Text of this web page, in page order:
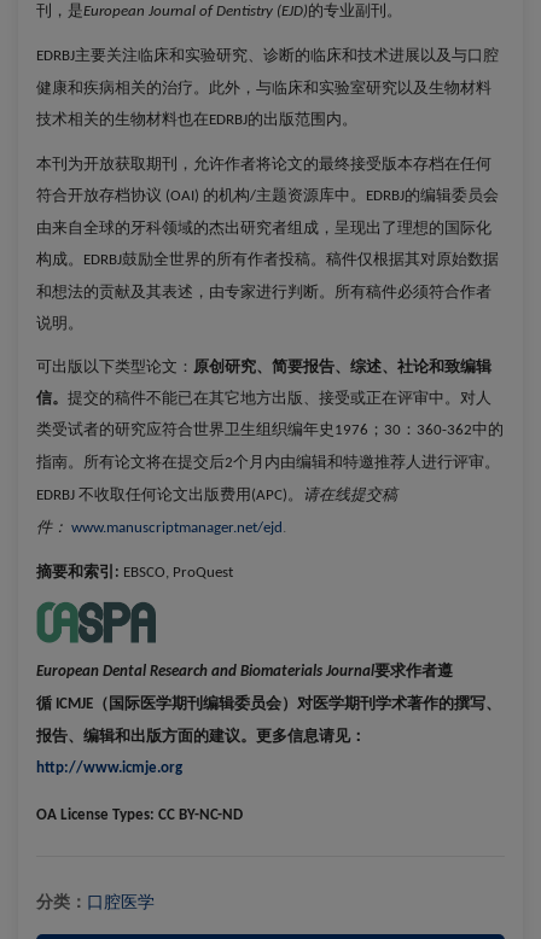
刊，是European Journal of Dentistry (EJD)的专业副刊。
EDRBJ主要关注临床和实验研究、诊断的临床和技术进展以及与口腔
健康和疾病相关的治疗。此外，与临床和实验室研究以及生物材料
技术相关的生物材料也在 EDRBJ的出版范围内。
本刊为开放获取期刊，允许作者将论文的最终接受版本存档在任何
符合开放存档协议 (OAI) 的机构/主题资源库中。 EDRBJ的编辑委员会
由来自全球的牙科领域的杰出研究者组成，呈现出了理想的国际化
构成。
EDRBJ鼓励全世界的所有作者投稿。稿件仅根据其对原始数据
和想法的贡献及其表述，由专家进行判断。所有稿件必须符合作者
说明。
可出版以下类型论文： 原创研究、简要报告、综述、社论和致编辑
信。 提交的稿件不能已在其它地方出版、接受或正在评审中。对人
类受试者的研究应符合世界卫生组织编年史 1976 ； 30 ： 360-362中的
指南。所有论文将在提交后2个月内由编辑和特邀推荐人进行评审。
EDRBJ 不收取任何论文出版费用 (APC)。 请在线提交稿
件： www.manuscriptmanager.net/ejd .
摘要和索引 : EBSCO, ProQuest
European Dental Research and Biomaterials Journal要求作者遵
循 ICMJE （国际医学期刊编辑委员会）对医学期刊学术著作的撰写、
报告、编辑和出版方面的建议。更多信息请见：
http://www.icmje.org
OA License Types: CC BY-NC-ND
分类： 口腔医学